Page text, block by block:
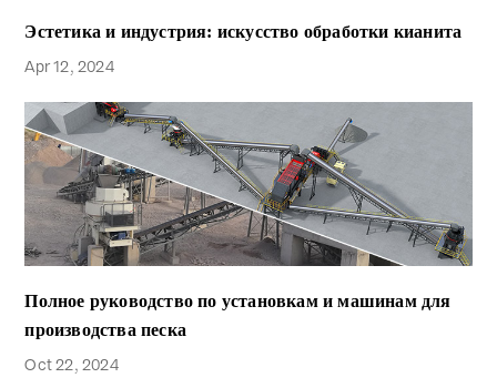
Эстетика и индустрия: искусство обработки кианита
Apr 12, 2024
Полное руководство по установкам и машинам для
производства песка
Oct 22, 2024